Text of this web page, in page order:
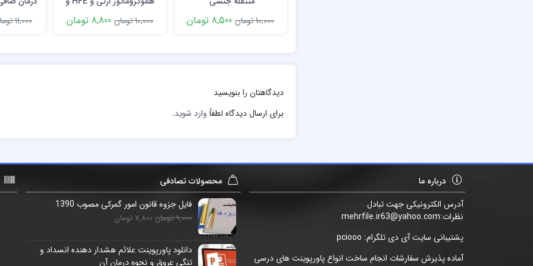
10,000 تومان
8,500 تومان
عوامل بروز آن10,000 تومان 8,800 تومان
و
11,000 تومان
دیدگاهتان را بنویسید
برای ارسال دیدگاه لطفاً وارد شوید.
درباره ما
آدرس الکترونیکی جهت تبادل
نظرات:mehrfile.ir63@yahoo.com
پشتیبانی سایت آی دی تلگرام: pciooo
آماده پذیرش سفارشات انجام ساخت انواع پاورپوینت های درسی
محصولات تصادفی
فایل جزوه قانون امور گمرکی مصوب 1390
9,000 تومان 7,800 تومان
دانلود پاورپوینت علائم هشدار دهنده انسداد و
تنگی عروق و نحوه درمان آن